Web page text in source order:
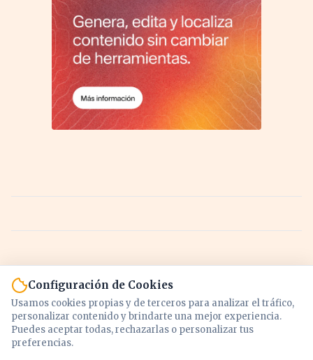
Configuración de Cookies
Usamos cookies propias y de terceros para analizar el tráfico,
personalizar contenido y brindarte una mejor experiencia.
Puedes aceptar todas, rechazarlas o personalizar tus
preferencias.